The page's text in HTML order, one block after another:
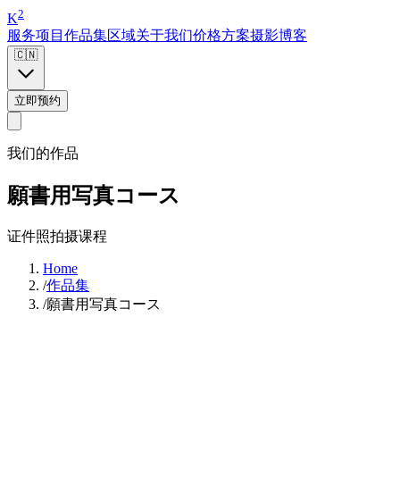
K2
服务项目 作品集区域关于我们价格方案摄影博客
🇨🇳
立即预约
我们的作品
願書用写真コース
证件照拍摄课程
Home
/作品集
/願書用写真コース